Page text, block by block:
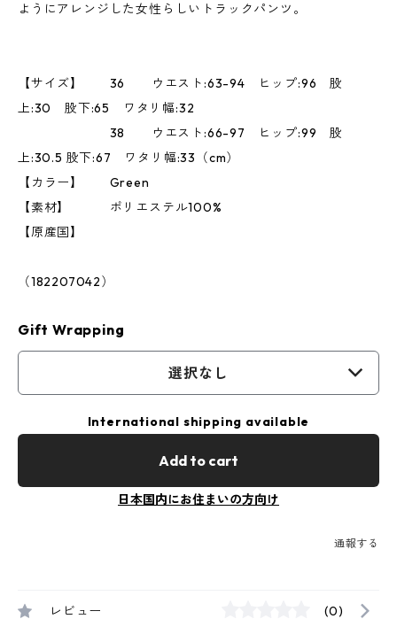
ようにアレンジした女性らしいトラックパンツ。
【サイズ】 36 ウエスト:63-94 ヒップ:96 股
上:30 股下:65 ワタリ幅:32
38 ウエスト:66-97 ヒップ:99 股
上:30.5 股下:67 ワタリ幅:33（cm）
【カラー】 Green
【素材】 ポリエステル100%
【原産国】
（182207042）
Gift Wrapping
選択なし
International shipping available
Add to cart
日本国内にお住まいの方向け
通報する
レビュー (0)